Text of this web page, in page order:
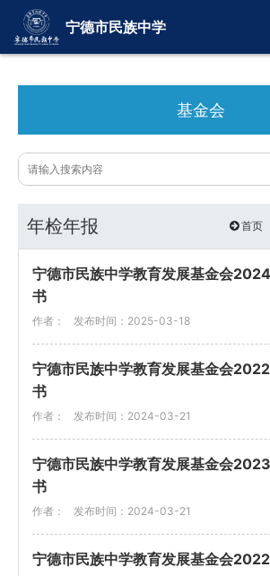
宁德市民族中学
基金会
年检年报 首页
宁德市民族中学教育发展基金会
书
作者： 发布时间：2025-03-18
宁德市民族中学教育发展基金会
书
作者： 发布时间：2024-03-21
宁德市民族中学教育发展基金会
书
作者： 发布时间：2024-03-21
宁德市民族中学教育发展基金会